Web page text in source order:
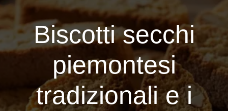
Biscotti secchi
piemontesi
tradizionali e i